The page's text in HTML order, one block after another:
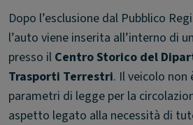
Dopo l’esclusione dal Pubblico
l’auto viene inserita all’interno di
presso il Centro Storico del
Trasporti Terrestri. Il veicolo non
parametri di legge per la
aspetto legato alla necessità di